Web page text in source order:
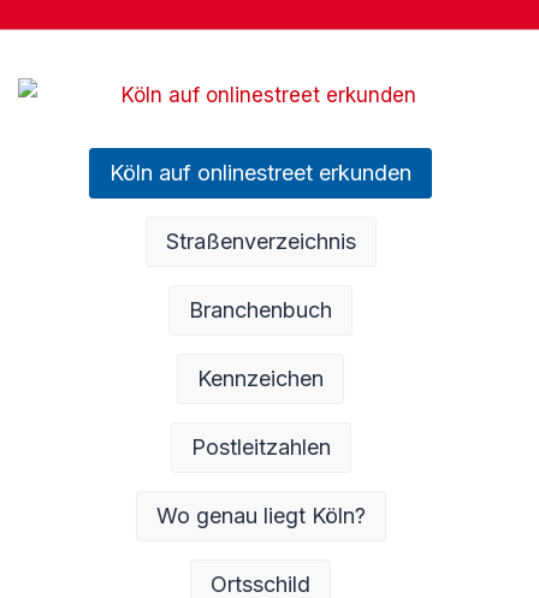
Köln auf onlinestreet erkunden
Straßenverzeichnis
Branchenbuch
Kennzeichen
Postleitzahlen
Wo genau liegt Köln?
Ortsschild